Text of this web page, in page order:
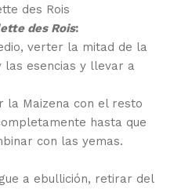
des Rois:
verter la mitad de la
las esencias y llevar a
la Maizena con el resto
hasta que
con las yemas.
a ebullición, retirar del